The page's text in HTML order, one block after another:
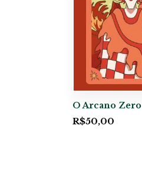
O Arcano Zero
R$50,00